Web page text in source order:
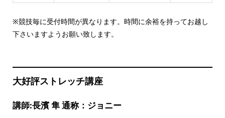
※競技毎に受付時間が異なります。時間に余裕を持ってお越し
下さいますようお願い致します。
大好評ストレッチ講座
講師:長濱 隼 通称：ジョニー